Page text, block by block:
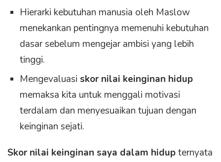
Hierarki kebutuhan manusia oleh Maslow
menekankan pentingnya memenuhi kebutuhan
dasar sebelum mengejar ambisi yang lebih
tinggi.
Mengevaluasi skor nilai keinginan hidup
memaksa kita untuk menggali motivasi
terdalam dan menyesuaikan tujuan dengan
keinginan sejati.
Skor nilai keinginan saya dalam hidupternyata